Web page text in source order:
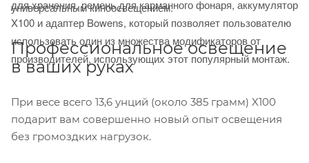
для хранения, ремень для карманного фонаря, аккумулятор
X100 и адаптер Bowens, который позволяет пользователю
использовать один из множества модификаторов от
производителей, использующих этот популярный монтаж.
универсальным киноосвещением.
Профессиональное освещение
в ваших руках
При весе всего 13,6 унций (около 385 грамм) X100
подарит вам совершенно новый опыт освещения
без громоздких нагрузок.